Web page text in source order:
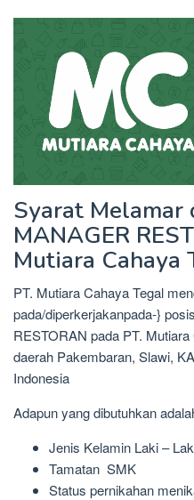
Syarat Melamar
MANAGER
Mutiara Cahaya
PT. Mutiara Cahaya Tegal
pada/diperkerjakanpada-}
RESTORAN pada PT.
daerah Pakembaran, Slawi,
Indonesia
Adapun yang dibutuhkan
Jenis Kelamin Laki –
Tamatan SMK
Status pernikahan